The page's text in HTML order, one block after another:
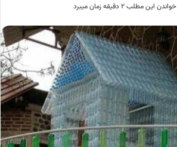
خواندن این مطلب 2 دقیقه زمان میبرد